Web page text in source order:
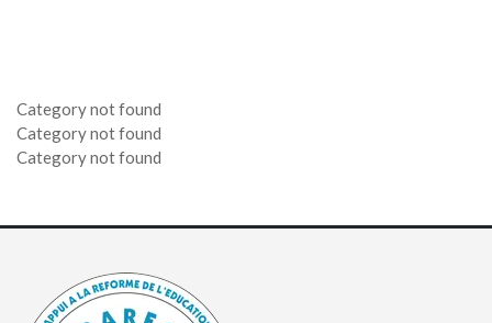
Category not found
Category not found
Category not found